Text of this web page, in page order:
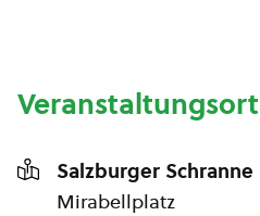
Veranstaltungsort
Salzburger Schranne
Mirabellplatz